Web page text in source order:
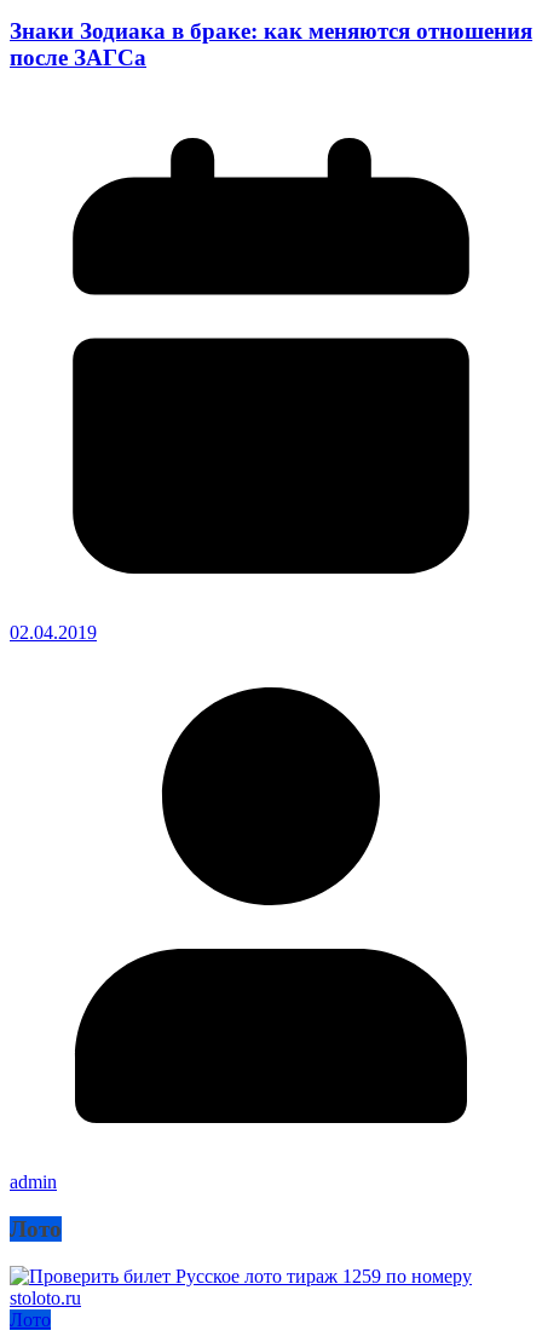
Знаки Зодиака в браке: как меняются отношения
после ЗАГСа
02.04.2019
admin
Лото
Лото